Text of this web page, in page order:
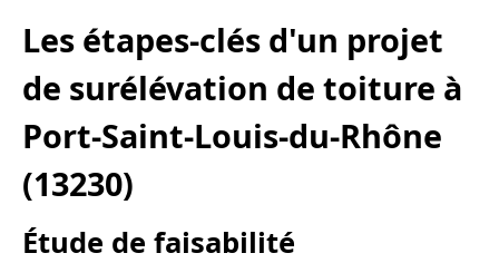
Les étapes-clés d'un projet
de surélévation de toiture à
Port-Saint-Louis-du-Rhône
(13230)
Étude de faisabilité